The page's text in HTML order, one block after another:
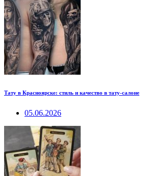
Тату в Красноярске: стиль и качество в тату-салоне
05.06.2026